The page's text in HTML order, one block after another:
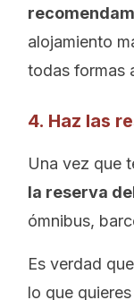
alojamiento
todas formas
4. Haz las
Una vez que
la reserva
ómnibus,
Es verdad
lo que